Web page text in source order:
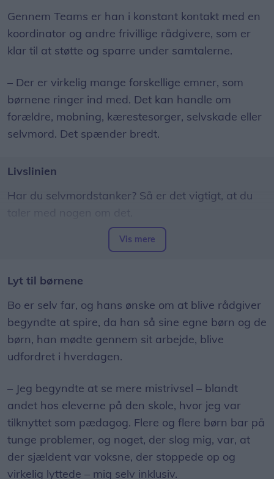
psykisk mistrivsel.
Det skriver Børns Vilkår i en pressemeddelelse.
Gennem Teams er han i konstant kontakt med en
koordinator og andre frivillige rådgivere, som er
klar til at støtte og sparre under samtalerne.
– Der er virkelig mange forskellige emner, som
børnene ringer ind med. Det kan handle om
forældre, mobning, kærestesorger, selvskade eller
selvmord. Det spænder bredt.
Livslinien
Har du selvmordstanker? Så er det vigtigt, at du
taler med nogen om det.
Du kan kontakte Livsliniens telefonrådgivning på
en situation opleves som så svær, at de ikke kan
magte den alene. For nogen fører krisen til
selvmordstanker og uden hjælp måske til
selvmordsforsøg og selvmord.
Derfor er det afgørende, at du får fortalt et andet
menneske, at du har det svært, så du kan få den
hjælp og støtte, du har brug for. På Livslinien er de
vant til at tale om selvmord og selvmordstanker,
og de vil meget gerne tale med dig.
Vis mere
Lyt til børnene
Bo er selv far, og hans ønske om at blive rådgiver
begyndte at spire, da han så sine egne børn og de
børn, han mødte gennem sit arbejde, blive
udfordret i hverdagen.
– Jeg begyndte at se mere mistrivsel – blandt
andet hos eleverne på den skole, hvor jeg var
tilknyttet som pædagog. Flere og flere børn bar på
tunge problemer, og noget, der slog mig, var, at
der sjældent var voksne, der stoppede op og
virkelig lyttede – mig selv inklusiv.